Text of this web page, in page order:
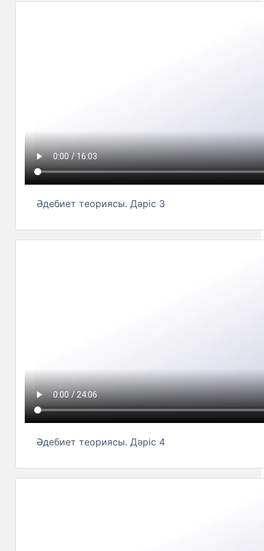
Әдебиет теориясы. Дәріс 3
Әдебиет теориясы. Дәріс 4